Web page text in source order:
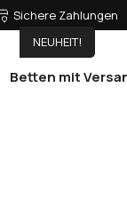
Sichere Zahlungen
Betten mit
NEUHEIT!